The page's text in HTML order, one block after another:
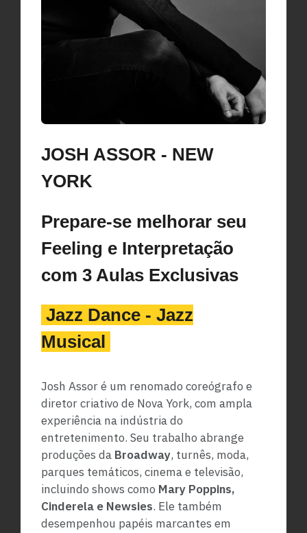
JOSH ASSOR - NEW
YORK
Prepare-se melhorar seu
Feeling e Interpretação
com 3 Aulas Exclusivas
Jazz Dance - Jazz
Musical
Josh Assor é um renomado coreógrafo e
diretor criativo de Nova York, com ampla
experiência na indústria do
entretenimento. Seu trabalho abrange
produções da Broadway, turnês, moda,
parques temáticos, cinema e televisão,
incluindo shows como Mary Poppins,
Cinderela e Newsies. Ele também
desempenhou papéis marcantes em